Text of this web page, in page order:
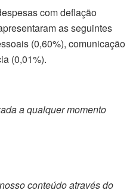
com deflação
as seguintes
(0,60%), comunicação
(0,01%).
a qualquer momento
conteúdo através do